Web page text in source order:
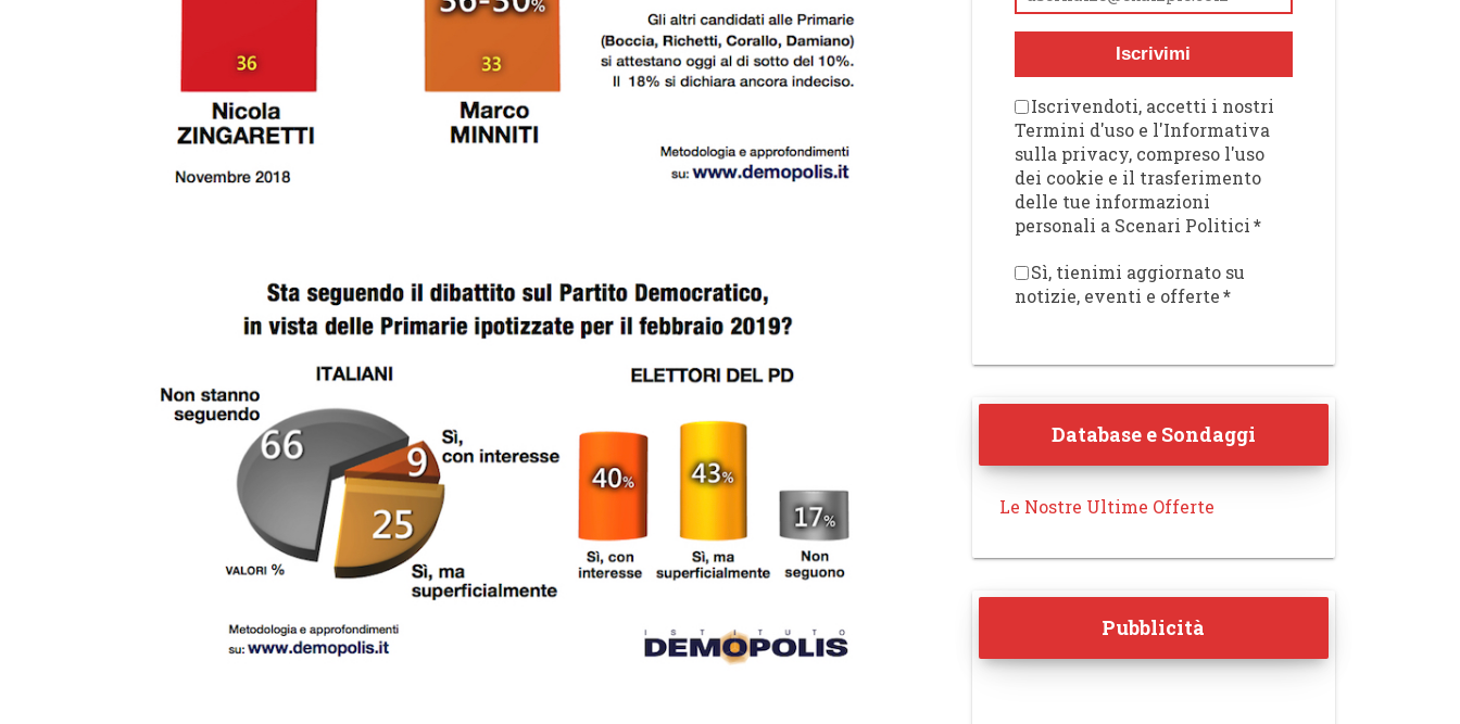
Iscrivimi
Iscrivendoti, accetti i nostri
Termini d'uso e l'Informativa
sulla privacy, compreso l'uso
dei cookie e il trasferimento
delle tue informazioni
personali a Scenari Politici*
Sì, tienimi aggiornato su
notizie, eventi e offerte*
Database e Sondaggi
Le Nostre Ultime Offerte
Pubblicità